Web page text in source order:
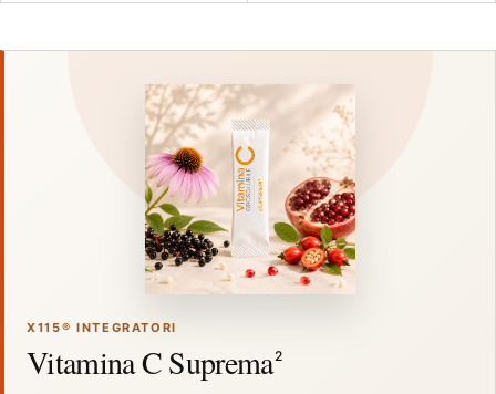
X115® INTEGRATORI
Vitamina C Suprema2